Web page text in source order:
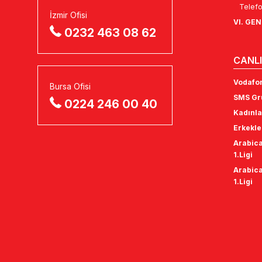
İzmir Ofisi
0232 463 08 62
Bursa Ofisi
0224 246 00 40
VI.
SMS
1.Ligi
1.Ligi